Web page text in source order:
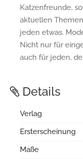
Katzenfreunde,
aktuellen
jeden etwas.
Nicht nur für
auch für jeden,
Details
Verlag
Ersterscheinung
Maße